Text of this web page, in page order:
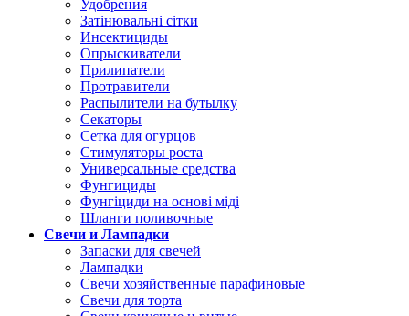
Удобрения
Затінювальні сітки
Инсектициды
Опрыскиватели
Прилипатели
Протравители
Распылители на бутылку
Секаторы
Сетка для огурцов
Стимуляторы роста
Универсальные средства
Фунгициды
Фунгіциди на основі міді
Шланги поливочные
Свечи и Лампадки
Запаски для свечей
Лампадки
Свечи хозяйственные парафиновые
Свечи для торта